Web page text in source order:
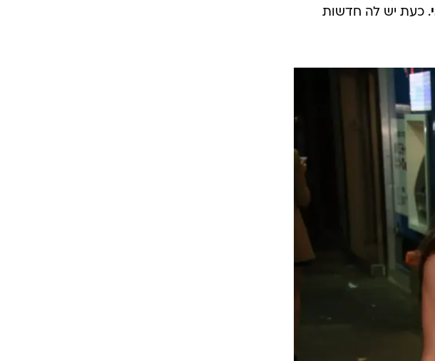
מון', בעיקר על
. כעת יש לה חדשות